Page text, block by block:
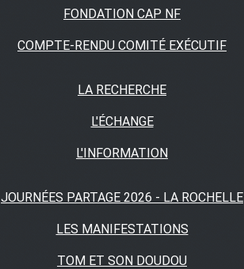
FONDATION CAP NF
COMPTE-RENDU COMITÉ EXÉCUTIF
LA RECHERCHE
L'ÉCHANGE
L'INFORMATION
JOURNÉES PARTAGE 2026 - LA ROCHELLE
LES MANIFESTATIONS
TOM ET SON DOUDOU